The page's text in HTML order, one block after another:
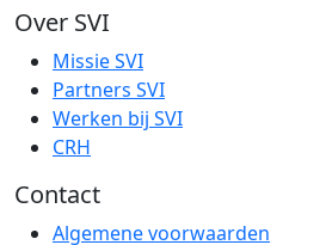
Over SVI
Missie SVI
Partners SVI
Werken bij SVI
CRH
Contact
Algemene voorwaarden